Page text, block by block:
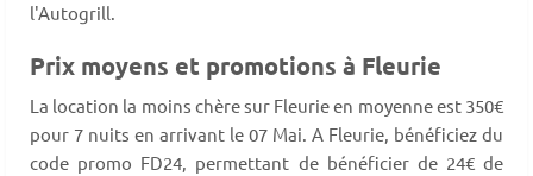
l'Autogrill.
Prix moyens et promotions à Fleurie
La location la moins chère sur Fleurie en moyenne est 350€
pour 7 nuits en arrivant le 07 Mai. A Fleurie, bénéficiez du
code promo FD24, permettant de bénéficier de 24€ de